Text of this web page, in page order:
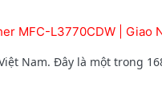
MFC-L3770CDW | Giao
Nam. Đây là một trong